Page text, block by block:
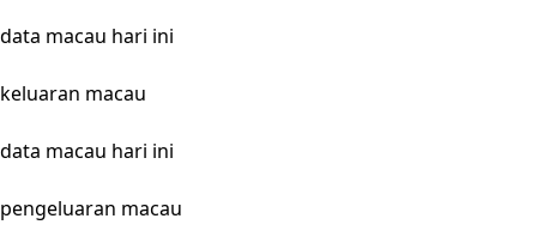
data macau hari ini
keluaran macau
data macau hari ini
pengeluaran macau